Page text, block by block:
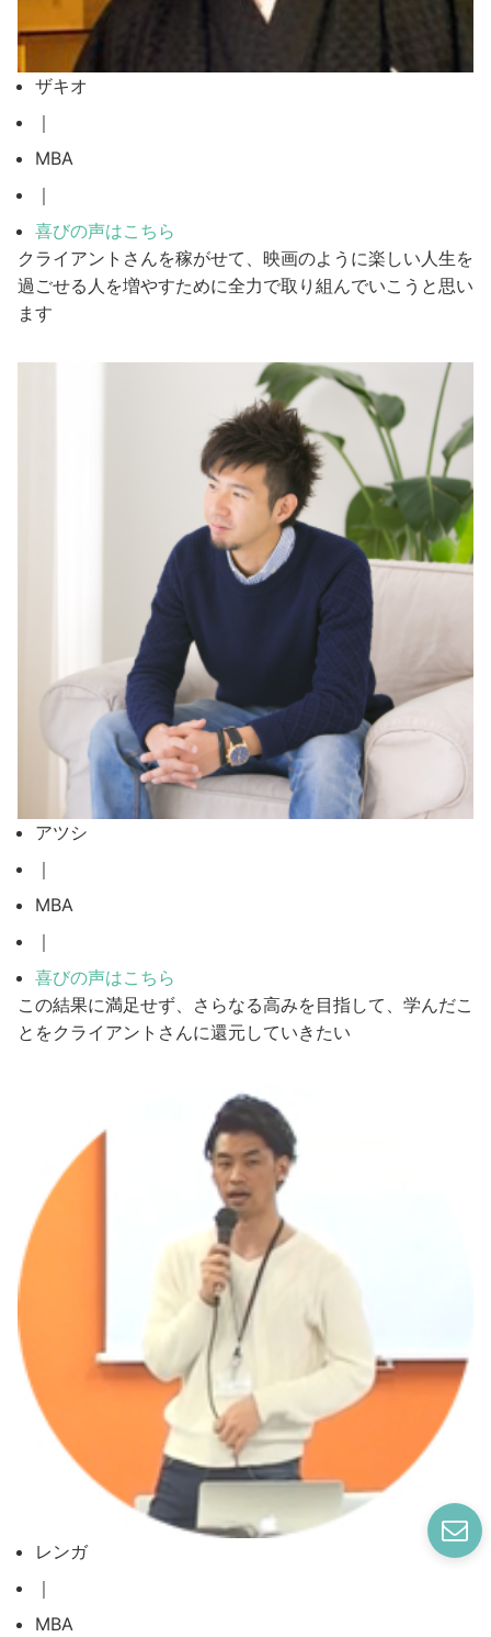
ザキオ
｜
MBA
｜
喜びの声はこちら
クライアントさんを稼がせて、映画のように楽しい人生を
過ごせる人を増やすために全力で取り組んでいこうと思い
ます
アツシ
｜
MBA
｜
喜びの声はこちら
この結果に満足せず、さらなる高みを目指して、学んだこ
とをクライアントさんに還元していきたい
レンガ
｜
MBA